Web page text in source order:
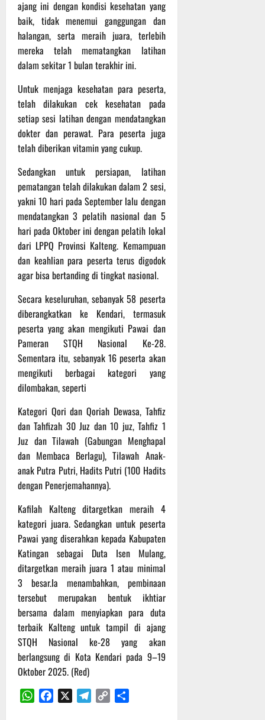
ajang ini dengan kondisi kesehatan yang
baik, tidak menemui ganggungan dan
halangan, serta meraih juara, terlebih
mereka telah mematangkan latihan
dalam sekitar 1 bulan terakhir ini.
Untuk menjaga kesehatan para peserta,
telah dilakukan cek kesehatan pada
setiap sesi latihan dengan mendatangkan
dokter dan perawat. Para peserta juga
telah diberikan vitamin yang cukup.
Sedangkan untuk persiapan, latihan
pematangan telah dilakukan dalam 2 sesi,
yakni 10 hari pada September lalu dengan
mendatangkan 3 pelatih nasional dan 5
hari pada Oktober ini dengan pelatih lokal
dari LPPQ Provinsi Kalteng. Kemampuan
dan keahlian para peserta terus digodok
agar bisa bertanding di tingkat nasional.
Secara keseluruhan, sebanyak 58 peserta
diberangkatkan ke Kendari, termasuk
peserta yang akan mengikuti Pawai dan
Pameran STQH Nasional Ke-28.
Sementara itu, sebanyak 16 peserta akan
mengikuti berbagai kategori yang
dilombakan, seperti
Kategori Qori dan Qoriah Dewasa, Tahfiz
dan Tahfizah 30 Juz dan 10 juz, Tahfiz 1
Juz dan Tilawah (Gabungan Menghapal
dan Membaca Berlagu), Tilawah Anak-
anak Putra Putri, Hadits Putri (100 Hadits
dengan Penerjemahannya).
Kafilah Kalteng ditargetkan meraih 4
kategori juara. Sedangkan untuk peserta
Pawai yang diserahkan kepada Kabupaten
Katingan sebagai Duta Isen Mulang,
ditargetkan meraih juara 1 atau minimal
3 besar.Ia menambahkan, pembinaan
tersebut merupakan bentuk ikhtiar
bersama dalam menyiapkan para duta
terbaik Kalteng untuk tampil di ajang
STQH Nasional ke-28 yang akan
berlangsung di Kota Kendari pada 9–19
Oktober 2025. (Red)
WhatsAppFacebook Telegram
Copy